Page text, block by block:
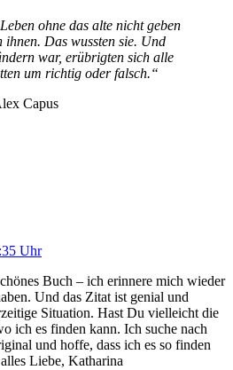
ohne das alte nicht geben
ihnen. Das wussten sie. Und
war, erübrigten sich alle
um richtig oder falsch.“
Capus
Uhr
Buch – ich erinnere mich wieder
Und das Zitat ist genial und
Situation. Hast Du vielleicht die
ich es finden kann. Ich suche nach
und hoffe, dass ich es so finden
Liebe, Katharina